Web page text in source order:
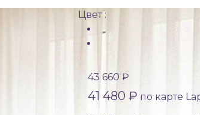
Цвет :
43 660 ₽
41 480 ₽ по карте